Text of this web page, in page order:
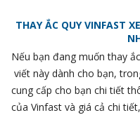
THAY ẮC QUY VINFAST
Nếu bạn đang muốn thay
viết này dành cho bạn,
cung cấp cho bạn chi tiết
của Vinfast và giá cả chi